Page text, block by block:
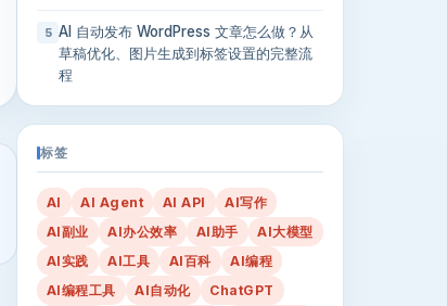
5 AI 自动发布 WordPress 文章怎么做？从
草稿优化、图片生成到标签设置的完整流
程
标签
AI AI Agent AI API
AI写作
AI副业
AI办公效率 AI助手
AI大模型
AI实践
AI工具 AI百科
AI编程
AI编程工具
AI自动化
ChatGPT